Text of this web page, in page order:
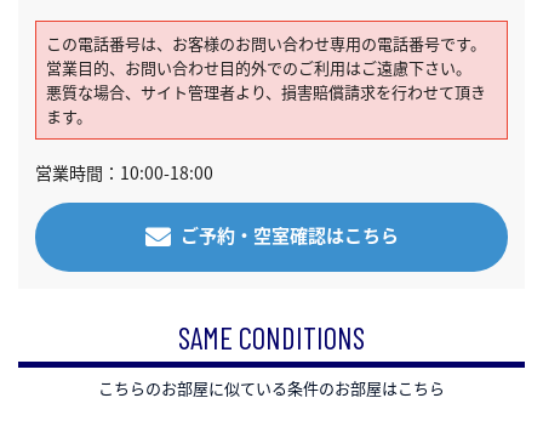
この電話番号は、お客様のお問い合わせ専用の電話番号です。
営業目的、お問い合わせ目的外でのご利用はご遠慮下さい。
悪質な場合、サイト管理者より、損害賠償請求を行わせて頂き
ます。
営業時間：10:00-18:00
ご予約・空室確認はこちら
SAME CONDITIONS
こちらのお部屋に似ている条件のお部屋はこちら